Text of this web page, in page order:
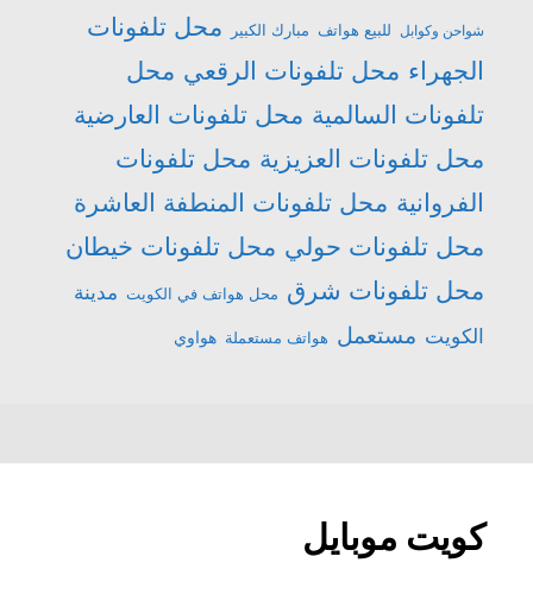
شواحن وكوابل للبيع هواتف مبارك الكبير
محل تلفونات
الجهراء محل تلفونات الرقعي محل
تلفونات السالمية محل تلفونات العارضية
محل تلفونات العزيزية محل تلفونات
الفروانية محل تلفونات المنطفة العاشرة
محل تلفونات حولي محل تلفونات خيطان
محل تلفونات شرق محل هواتف في الكويت مدينة
الكويت مستعمل هواتف مستعملة هواوي
كويت موبايل